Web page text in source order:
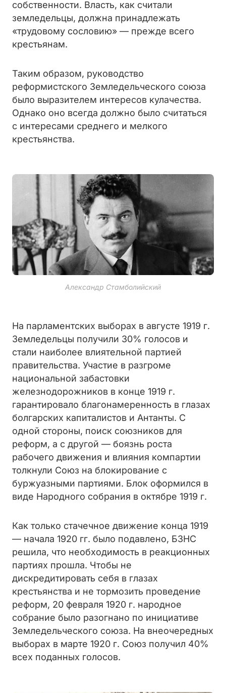
собственности. Власть, как считали
земледельцы, должна принадлежать
«трудовому сословию» — прежде всего
крестьянам.
Таким образом, руководство
реформистского Земледельческого союза
было выразителем интересов кулачества.
Однако оно всегда должно было считаться
с интересами среднего и мелкого
крестьянства.
Александр Стамболийский
На парламентских выборах в августе 1919 г.
Земледельцы получили 30% голосов и
стали наиболее влиятельной партией
правительства. Участие в разгроме
национальной забастовки
железнодорожников в конце 1919 г.
гарантировало благонамеренность в глазах
болгарских капиталистов и Антанты. С
одной стороны, поиск союзников для
реформ, а с другой — боязнь роста
рабочего движения и влияния компартии
толкнули Союз на блокирование с
буржуазными партиями. Блок оформился в
виде Народного собрания в октябре 1919 г.
Как только стачечное движение конца 1919
— начала 1920 гг. было подавлено, БЗНС
решила, что необходимость в реакционных
партиях прошла. Чтобы не
дискредитировать себя в глазах
крестьянства и не тормозить проведение
реформ, 20 февраля 1920 г. народное
собрание было разогнано по инициативе
Земледельческого союза. На внеочередных
выборах в марте 1920 г. Союз получил 40%
всех поданных голосов.